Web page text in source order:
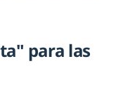
para las